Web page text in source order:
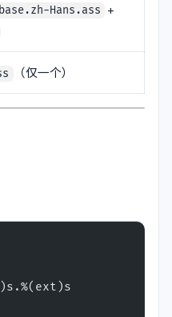
base.zh-Hans.ass +
（仅一个）